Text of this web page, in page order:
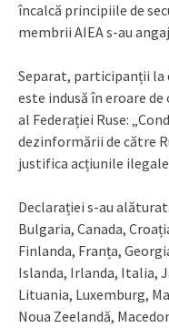
încalcă principiile de
membrii AIEA s-au
Separat, participanții la
este indusă în eroare
al Federației Ruse:
dezinformării de către
justifica acțiunile
Declarației s-au
Bulgaria, Canada,
Finlanda, Franța,
Islanda, Irlanda, Italia,
Lituania, Luxemburg,
Noua Zeelandă,